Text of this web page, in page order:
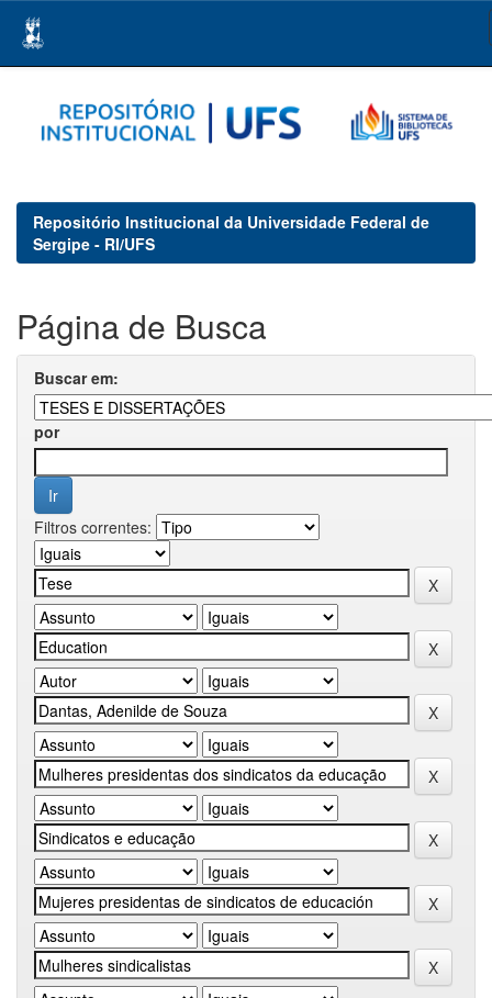
navigation
Repositório Institucional da Universidade Federal de
Sergipe - RI/UFS
Página de Busca
Buscar em:
por
Filtros correntes: